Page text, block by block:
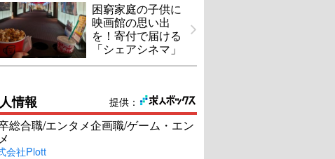
困窮家庭の子供に
映画館の思い出
を！寄付で届ける
「シェアシネマ」
提供：
情報
総合職/エンタメ企画職/ゲーム・エン
会社Plott